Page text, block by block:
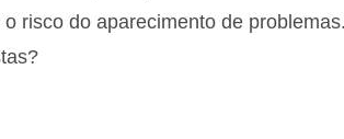
risco do aparecimento de